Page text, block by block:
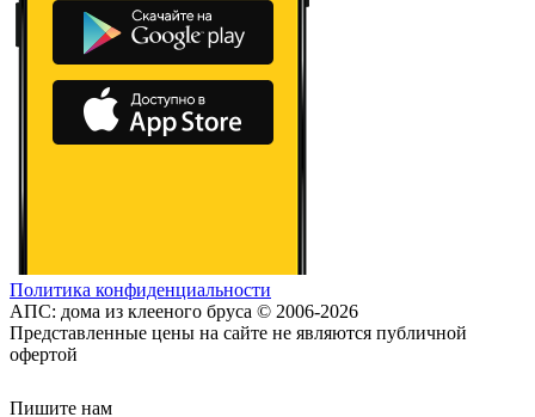
Политика конфиденциальности
АПС: дома из клееного бруса © 2006-2026
Представленные цены на сайте не являются публичной
офертой
Пишите нам